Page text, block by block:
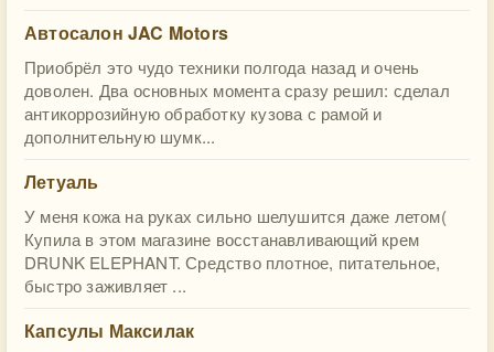
Автосалон JAC Motors
Приобрёл это чудо техники полгода назад и очень
доволен. Два основных момента сразу решил: сделал
антикоррозийную обработку кузова с рамой и
дополнительную шумк...
Летуаль
У меня кожа на руках сильно шелушится даже летом(
Купила в этом магазине восстанавливающий крем
DRUNK ELEPHANT. Средство плотное, питательное,
быстро заживляет ...
Капсулы Максилак